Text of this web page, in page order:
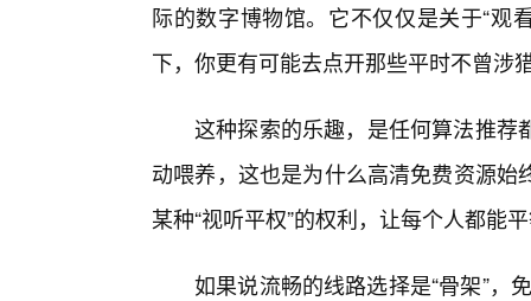
际的数字博物馆。它不仅仅是关于“观
下，你更有可能去点开那些平时不曾涉
这种探索的乐趣，是任何算法推荐
动喂养，这也是为什么高清免费资源
某种“视听平权”的权利，让每个人都能
如果说流畅的线路选择是“骨架”，